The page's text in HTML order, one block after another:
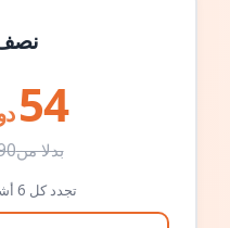
54
بدلا من
تجدد كل 6 أشهر بالسعر الأصلي